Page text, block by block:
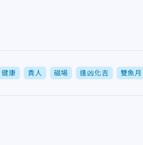
健康 貴人 磁場 逢凶化吉 雙魚月